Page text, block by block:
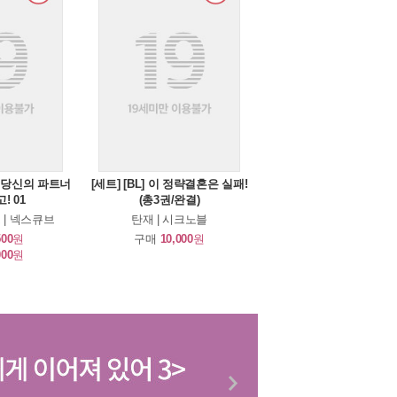
신의 파트너
! 01
| 넥스큐브
원
원
[세트] [BL] 이 정략결혼은 실패!
(총3권/완결)
탄재 | 시크노블
구매 10,000원